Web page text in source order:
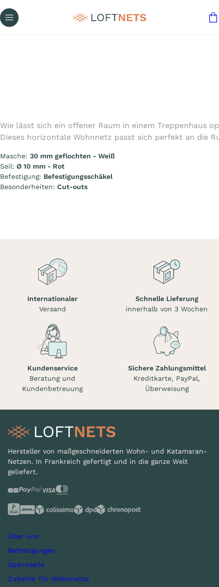
Wie lässt sich ein offener Raum in einem Treppenhaus
Dieses horizontale Wohnnetz passt sich perfekt an die
Masche: 30 mm geflochten - Weiß
Seil: Ø 10 mm - Rot
Befestigung: Befestigungsschäkel
Besonderheiten: Cut-outs
Internationaler
Versand
Schnelle Lieferung
innerhalb von 3 Wochen
Kundenservice
Beratung und
Kundenbetreuung
Sichere Zahlungsmittel
Kreditkarte, PayPal,
Überweisung
Hersteller von maßgeschneiderten Wohn- und Katamaran-
Netzen. In Frankreich gefertigt und in die ganze Welt
geliefert.
Über uns
Befestigungen
Spannseile
Zubehör für Wohnnetze